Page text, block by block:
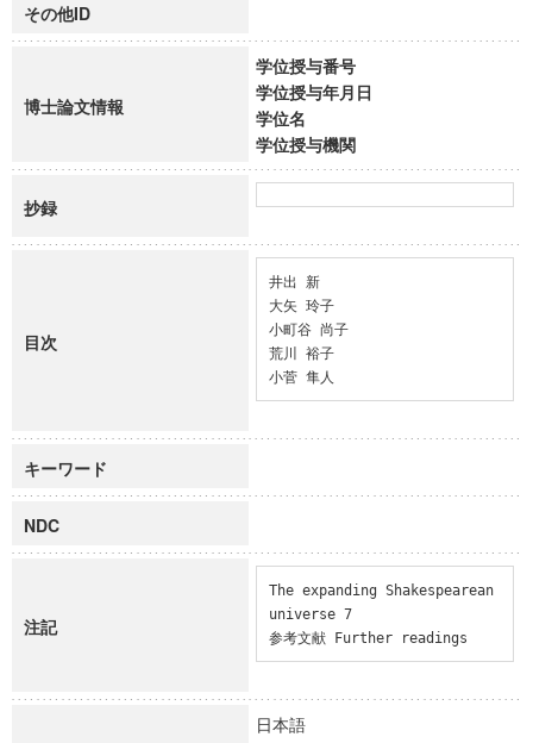
その他ID
博士論文情報
学位授与番号
学位授与年月日
学位名
学位授与機関
抄録
目次
井出 新
大矢 玲子
小町谷 尚子
荒川 裕子
小菅 隼人
キーワード
NDC
注記
The expanding Shakespearean
universe 7
参考文献 Further readings
日本語